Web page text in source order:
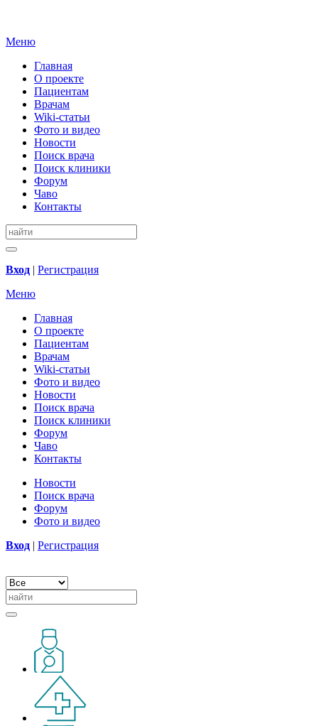
Меню
Главная
О проекте
Пациентам
Врачам
Wiki-статьи
Фото и видео
Новости
Поиск врача
Поиск клиники
Форум
Чаво
Контакты
Вход | Регистрация
Меню
Главная
О проекте
Пациентам
Врачам
Wiki-статьи
Фото и видео
Новости
Поиск врача
Поиск клиники
Форум
Чаво
Контакты
Новости
Поиск врача
Форум
Фото и видео
Вход | Регистрация